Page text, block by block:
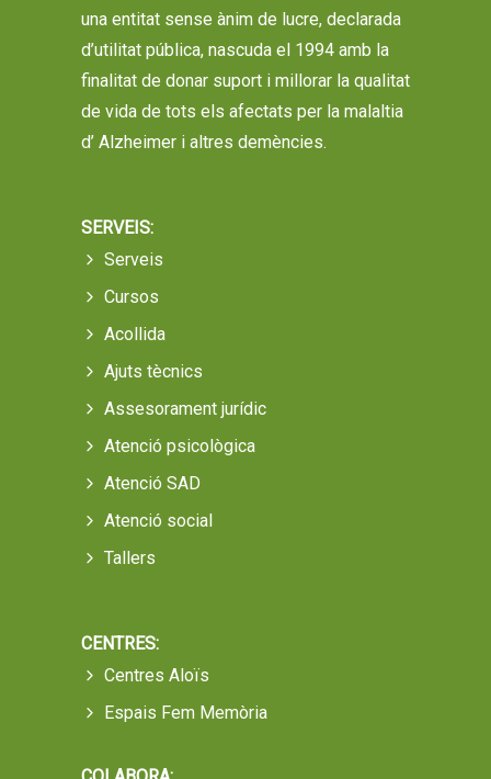
una entitat sense ànim de lucre, declarada
d’utilitat pública, nascuda el 1994 amb la
finalitat de donar suport i millorar la qualitat
de vida de tots els afectats per la malaltia
d’ Alzheimer i altres demències.
SERVEIS:
Serveis
Cursos
Acollida
Ajuts tècnics
Assesorament jurídic
Atenció psicològica
Atenció SAD
Atenció social
Tallers
CENTRES:
Centres Aloïs
Espais Fem Memòria